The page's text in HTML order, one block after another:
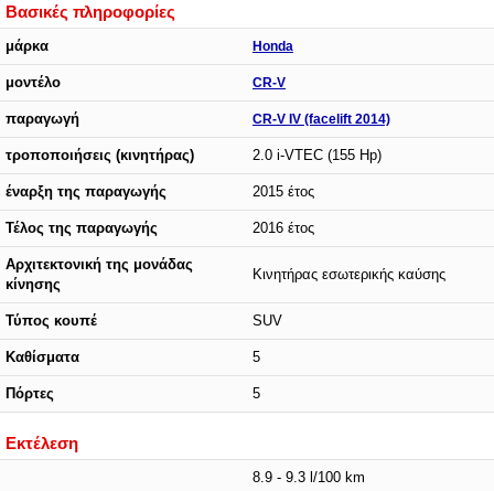
Βασικές πληροφορίες
μάρκα Honda
μοντέλο CR-V
παραγωγή CR-V IV (facelift 2014)
τροποποιήσεις (κινητήρας) 2.0 i-VTEC (155 Hp)
έναρξη της παραγωγής 2015 έτος
Τέλος της παραγωγής 2016 έτος
Αρχιτεκτονική της μονάδας
κίνησης
Κινητήρας εσωτερικής καύσης
Τύπος κουπέ SUV
Καθίσματα 5
Πόρτες 5
Εκτέλεση
8.9 - 9.3 l/100 km